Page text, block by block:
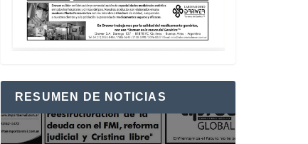
RESUMEN DE NOTICIAS
Reproductor
de